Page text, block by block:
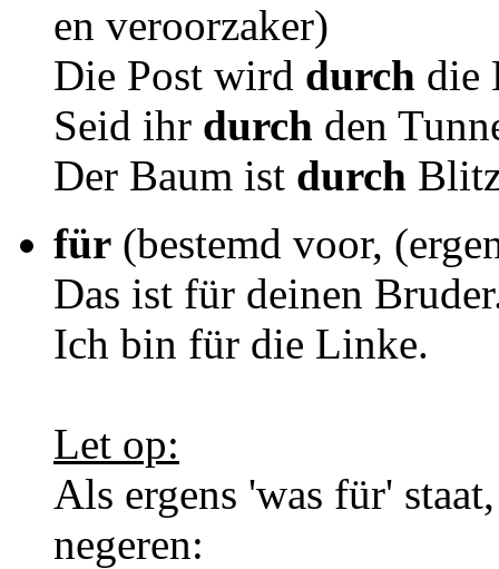
en veroorzaker)
Die Post wird durch die
Seid ihr durch den
Der Baum ist durch
für (bestemd voor,
Das ist für deinen
Ich bin für die Linke.
Let op:
Als ergens 'was für'
negeren: